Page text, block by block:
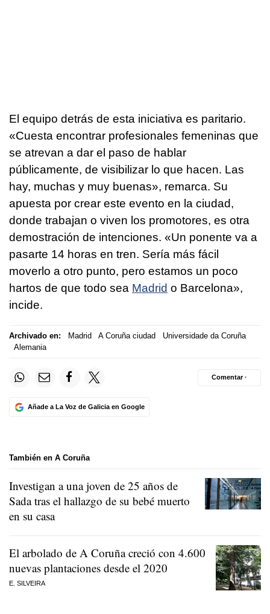
El equipo detrás de esta iniciativa es paritario.
«Cuesta encontrar profesionales femeninas que
se atrevan a dar el paso de hablar
públicamente, de visibilizar lo que hacen. Las
hay, muchas y muy buenas», remarca. Su
apuesta por crear este evento en la ciudad,
donde trabajan o viven los promotores, es otra
demostración de intenciones. «Un ponente va a
pasarte 14 horas en tren. Sería más fácil
moverlo a otro punto, pero estamos un poco
hartos de que todo sea Madrid o Barcelona»,
incide.
Archivado en: Madrid A Coruña ciudad
Universidade da Coruña
Alemania
Añade a La Voz de Galicia en Google
Comentar ·
También en A Coruña
Investigan a una joven de 25 años de
Sada tras el hallazgo de su bebé muerto
en su casa
El arbolado de A Coruña creció con 4.600
nuevas plantaciones desde el 2020
E. SILVEIRA